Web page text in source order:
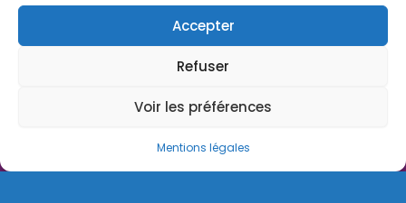
Accepter
Refuser
Voir les préférences
Mentions légales
CGV
Politique de cookies
Règlement intérieur
Powered by ToWebOrNotToWeb